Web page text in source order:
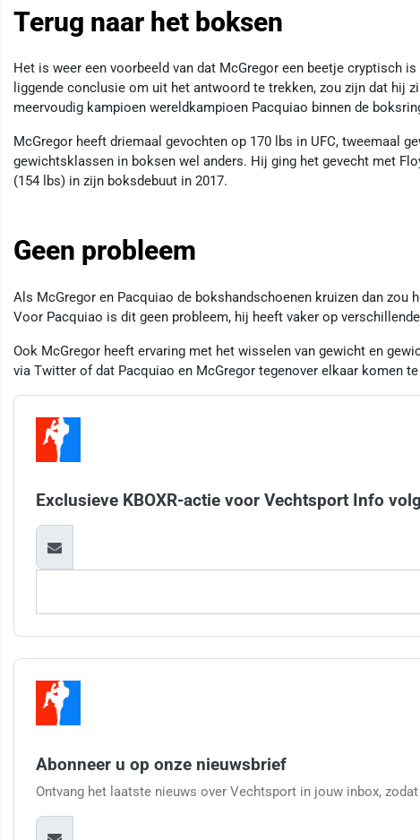
Terug naar het boksen
Het is weer een voorbeeld van dat McGregor een beetje cryptisch
liggende conclusie om uit het antwoord te trekken, zou zijn dat hij
meervoudig kampioen wereldkampioen Pacquiao binnen de
McGregor heeft driemaal gevochten op 170 lbs in UFC, tweemaal
gewichtsklassen in boksen wel anders. Hij ging het gevecht met
(154 lbs) in zijn boksdebuut in 2017.
Geen probleem
Als McGregor en Pacquiao de bokshandschoenen kruizen dan zou
Voor Pacquiao is dit geen probleem, hij heeft vaker op
Ook McGregor heeft ervaring met het wisselen van gewicht en
via Twitter of dat Pacquiao en McGregor tegenover elkaar komen
Exclusieve KBOXR-actie voor Vechtsport Info
Abonneer u op onze nieuwsbrief
Ontvang het laatste nieuws over Vechtsport in jouw inbox,